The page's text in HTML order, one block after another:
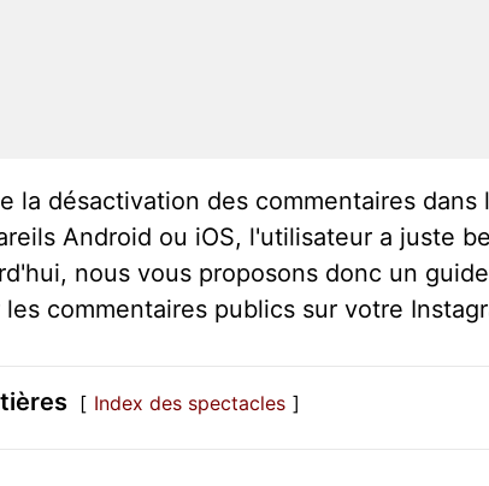
la désactivation des commentaires
Android ou iOS, l'utilisateur a juste
nous vous proposons donc un
commentaires publics sur votre
Index des spectacles